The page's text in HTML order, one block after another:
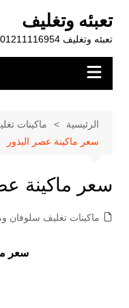
المحتوى
تعبئه وتغليف
تعبئه وتغليف 01211116954 – 01211116956 – 01211116958
الرئيسية
ماكينات
سعر ماكينة عصر البذور
سعر ماكينة
ماكينات تغليف سلوفان
سعر